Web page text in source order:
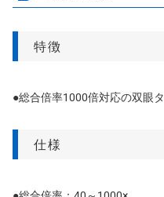
特徴
●総合倍率1000倍対応の双眼タ
仕様